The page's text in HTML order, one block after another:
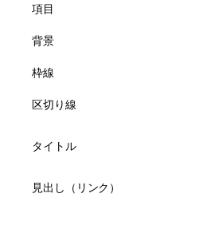
項目
背景
枠線
区切り線
タイトル
見出し（リンク）